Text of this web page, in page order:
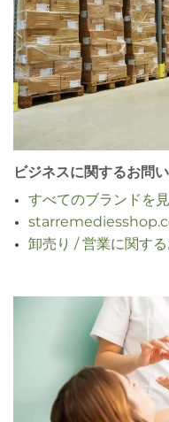
ビジネスに関するお問
すべてのブランドを
卸売り / 営業に関す